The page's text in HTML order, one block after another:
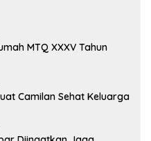
MTQ XXXV Tahun
Camilan Sehat Keluarga